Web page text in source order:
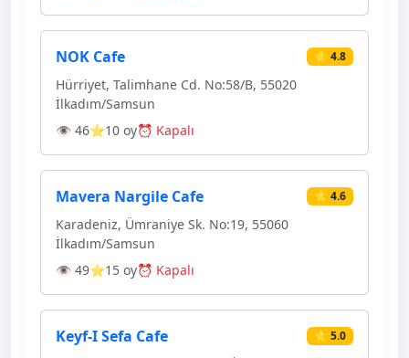
NOK Cafe ⭐ 4.8
Hürriyet, Talimhane Cd. No:58/B, 55020
İlkadım/Samsun
👁 46⭐10 oy⏰ Kapalı
Mavera Nargile Cafe ⭐ 4.6
Karadeniz, Ümraniye Sk. No:19, 55060
İlkadım/Samsun
👁 49⭐15 oy⏰ Kapalı
Keyf-I Sefa Cafe ⭐ 5.0